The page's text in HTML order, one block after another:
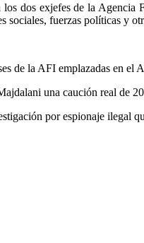
dos exjefes de la Agencia
sociales, fuerzas políticas y
de la AFI emplazadas en el
una caución real de
por espionaje ilegal